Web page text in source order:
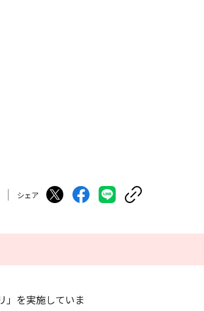
シェア
」を実施していま